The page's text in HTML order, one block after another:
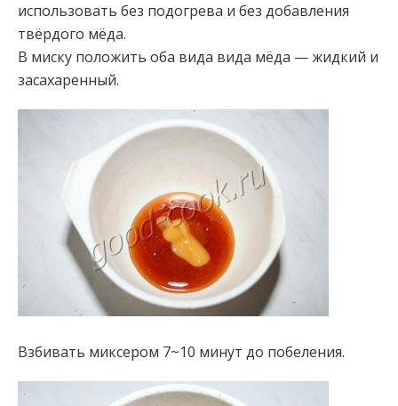
использовать без подогрева и без добавления
твёрдого мёда.
В миску положить оба вида вида мёда — жидкий и
засахаренный.
Взбивать миксером 7~10 минут до побеления.